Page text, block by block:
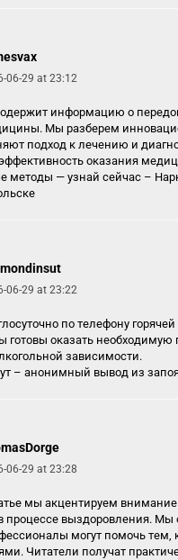
06-29 at 23:12
информацию о
Мы разберем
подход к лечению и
оказания
методы — узнай сейчас –
06-29 at 23:22
по телефону
готовы оказать
зависимости.
– анонимный вывод из
06-29 at 23:28
мы акцентируем
процессе выздоровления. Мы
могут помочь тем,
Читатели получат